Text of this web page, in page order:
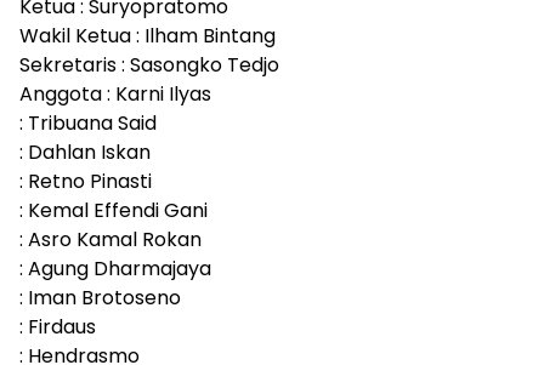
Ketua : Suryopratomo
Wakil Ketua : Ilham Bintang
Sekretaris : Sasongko Tedjo
Anggota : Karni Ilyas
: Tribuana Said
: Dahlan Iskan
: Retno Pinasti
: Kemal Effendi Gani
: Asro Kamal Rokan
: Agung Dharmajaya
: Iman Brotoseno
: Firdaus
: Hendrasmo